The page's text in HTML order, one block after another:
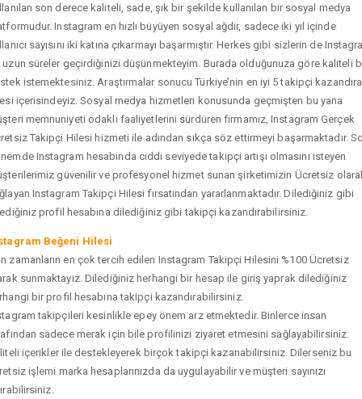
son derece kaliteli, sade, şık bir şekilde kullanılan bir sosyal medya
Instagram en hızlı büyüyen sosyal ağdır, sadece iki yıl içinde
sayısını iki katına çıkarmayı başarmıştır. Herkes gibi sizlerin de
uzun süreler geçirdiğinizi düşünmekteyim. Burada olduğunuza göre kaliteli
istemektesiniz. Araştırmalar sonucu Türkiye’nin en iyi 5 takipçi
içerisindeyiz. Sosyal medya hizmetleri konusunda geçmişten bu yana
memnuniyeti odaklı faaliyetlerini sürdüren firmamız, Instagram Gerçek
Takipçi Hilesi hizmeti ile adından sıkça söz ettirmeyi başarmaktadır.
Instagram hesabında ciddi seviyede takipçi artışı olmasını isteyen
güvenilir ve profesyonel hizmet sunan şirketimizin Ücretsiz
Instagram Takipçi Hilesi fırsatından yararlanmaktadır. Dilediğiniz gibi
profil hesabına dilediğiniz gibi takipçi kazandırabilirsiniz.
Beğeni Hilesi
zamanların en çok tercih edilen Instagram Takipçi Hilesini %100 Ücretsiz
sunmaktayız. Dilediğiniz herhangi bir hesap ile giriş yaprak dilediğiniz
bir profil hesabına takipçi kazandırabilirsiniz.
takipçileri kesinlikle epey önem arz etmektedir. Binlerce insan
sadece merak için bile profilinizi ziyaret etmesini sağlayabilirsiniz.
içerikler ile destekleyerek birçok takipçi kazanabilirsiniz. Dilerseniz bu
işlemi marka hesaplarınızda da uygulayabilir ve müşteri sayınızı